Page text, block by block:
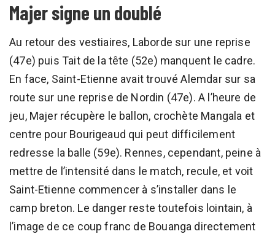
Majer signe un doublé
Au retour des vestiaires, Laborde sur une reprise
(47e) puis Tait de la tête (52e) manquent le cadre.
En face, Saint-Etienne avait trouvé Alemdar sur sa
route sur une reprise de Nordin (47e). A l’heure de
jeu, Majer récupère le ballon, crochète Mangala et
centre pour Bourigeaud qui peut difficilement
redresse la balle (59e). Rennes, cependant, peine à
mettre de l’intensité dans le match, recule, et voit
Saint-Etienne commencer à s’installer dans le
camp breton. Le danger reste toutefois lointain, à
l’image de ce coup franc de Bouanga directement